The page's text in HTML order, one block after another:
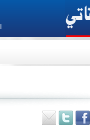
التفاوضي
الى تفاهم